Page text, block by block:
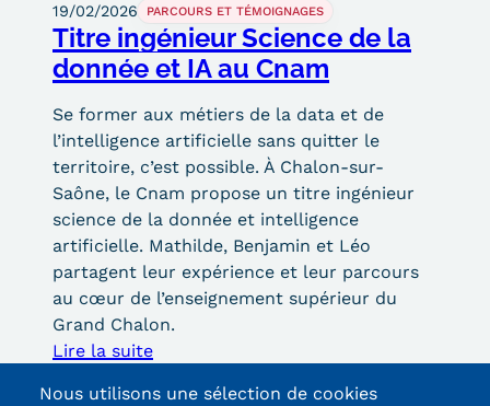
Modalités d'inscription
Tarifs
Modalités de financement
Infos entreprises
Former ses salariés
Accueillir un alternant ?
Taxe d'apprentissage
Infos enseignants
Être enseignant au Cnam
19/02/2026 PARCOURS ET TÉMOIGNAGES
Titre ingénieur Science de la
donnée et IA au Cnam
Se former aux métiers de la data et de
l’intelligence artificielle sans quitter le
territoire, c’est possible. À Chalon-sur-
Saône, le Cnam propose un titre ingénieur
science de la donnée et intelligence
artificielle. Mathilde, Benjamin et Léo
partagent leur expérience et leur parcours
au cœur de l’enseignement supérieur du
Grand Chalon.
Lire la suite
Nous utilisons une sélection de cookies